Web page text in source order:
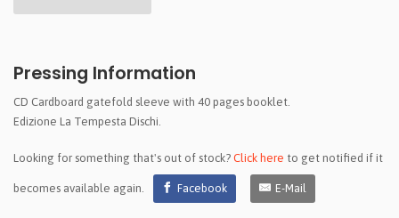
Pressing Information
CD Cardboard gatefold sleeve with 40 pages booklet.
Edizione La Tempesta Dischi.
Looking for something that's out of stock? Click here to get notified if it
becomes available again. Facebook E-Mail